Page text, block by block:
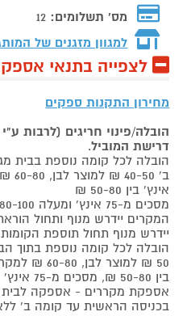
מס' תשלומים: 12
למגוון מזגנים של
לצפייה בתנאי
מחירון התקנות ספקים
הובלה/פינוי חריגים (לרבות
דרישת המוביל.
הובלה לכל קומה נוספת בבית
אינץ' בין 50-80 ₪
המקרים יידרש מנוף ותחול
יידרש מנוף תחול תוספת
בין 50-80 ₪, מסכים מ-75 אינץ' ומעלה 80-100 ₪.
אספקת מקררים - אספקה
בכניסה הראשית עד קומה ב'